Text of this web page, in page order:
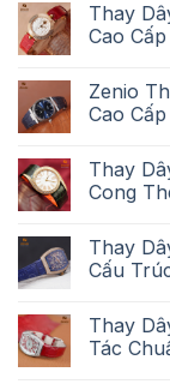
Thay
Cao
Zenio
Cao
Thay
Cong
Thay
Cấu
Thay
Tác